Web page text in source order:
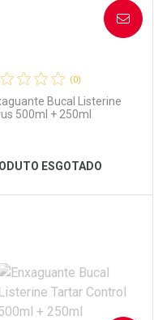
Desconto Convênio
(0)
Bucal Listerine
500ml + 250ml
ESGOTADO
AVISE-ME
Menos